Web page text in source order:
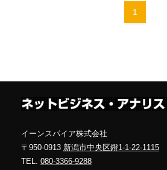
1
イーンスパイア株式会社
〒950-0913 新潟市中央区鐙1-1-22-1115
TEL. 080-3366-9288